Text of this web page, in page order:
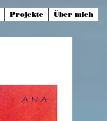
Projekte Über mich